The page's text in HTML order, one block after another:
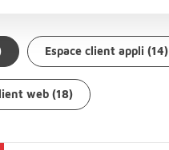
Espace client appli (14)
web (18)